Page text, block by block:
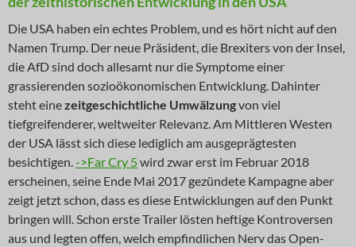
Die USA haben ein echtes Problem, und es hört nicht auf den
Namen Trump. Der neue Präsident, die Brexiters von der Insel,
die AfD sind doch allesamt nur die Symptome einer
grassierenden sozioökonomischen Entwicklung. Dahinter
steht einezeitgeschichtliche Umwälzungvon viel
tiefgreifenderer, weltweiter Relevanz. Am Mittleren Westen
der USA lässt sich diese lediglich am ausgeprägtesten
besichtigen.->Far Cry 5wird zwar erst im Februar 2018
erscheinen, seine Ende Mai 2017 gezündete Kampagne aber
zeigt jetzt schon, dass es diese Entwicklungen auf den Punkt
bringen will. Schon erste Trailer lösten heftige Kontroversen
aus und legten offen, welch empfindlichen Nerv das Open-